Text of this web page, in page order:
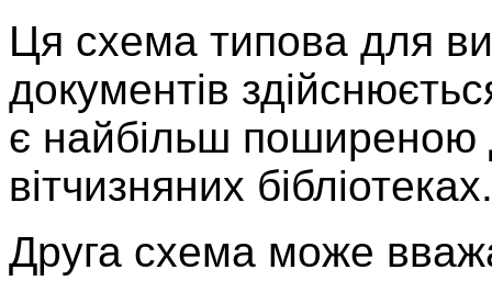
Ця схема типова для
документів
є найбільш поширеною
вітчизняних бібліотеках.
Друга схема може